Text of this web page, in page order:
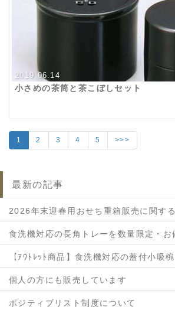
2019.06.14
小さめの茶筒と茶こぼしセット
1 2 3 4 5 >>>
最新の記事
2026年末迎春用おせち重箱販売に関す
食洗機対応の長角トレーを数量限定・お
【ｱｳﾄﾚｯﾄ商品】食洗機対応の蓋付小吸
個人の方にも販売しています
ポジティブリスト制度について